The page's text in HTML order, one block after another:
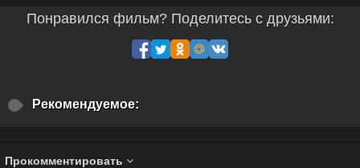
Понравился фильм? Поделитесь с друзьями:
Рекомендуемое:
Прокомментировать